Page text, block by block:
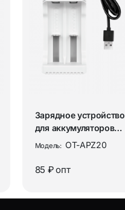
Зарядное устройство
для аккумуляторов
АА/ААА на 2 слота
Модель: OT-APZ20
85 ₽опт